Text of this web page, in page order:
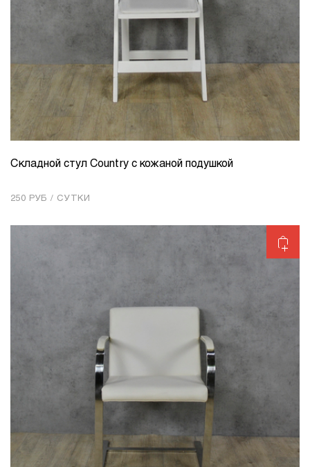
КОЛИЧЕСТВО 1
Складной стул Country с кожаной подушкой
250 РУБ / СУТКИ